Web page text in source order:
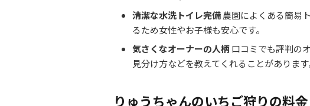
清潔な水洗トイレ完備農園によくある簡易
るため女性やお子様も安心です。
気さくなオーナーの人柄口コミでも評判の
見分け方などを教えてくれることがあります
りゅうちゃんのいちご狩りの料